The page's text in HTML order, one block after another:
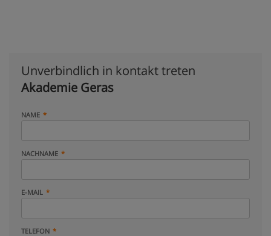
Unverbindlich in kontakt treten
Akademie Geras
NAME
NACHNAME
E-MAIL
TELEFON